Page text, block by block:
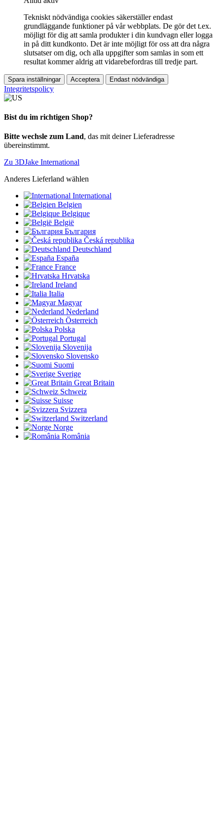
Tekniskt nödvändiga cookies säkerställer endast
grundläggande funktioner på vår webbplats. De gör det t.ex.
möjligt för dig att samla produkter i din kundvagn eller logga
in på ditt kundkonto. Det är inte möjligt för oss att dra några
slutsatser om dig, och alla uppgifter som samlas in som ett
resultat kommer aldrig att vidarebefordras till tredje part.
Spara inställningar Acceptera Endast nödvändiga
Integritetspolicy
Bist du im richtigen Shop?
Bitte wechsle zum Land, das mit deiner Lieferadresse
übereinstimmt.
Zu 3DJake International
Anderes Lieferland wählen
International
Belgien
Belgique
België
България
Česká republika
Deutschland
España
France
Hrvatska
Ireland
Italia
Magyar
Nederland
Österreich
Polska
Portugal
Slovenija
Slovensko
Suomi
Sverige
Great Britain
Schweiz
Suisse
Svizzera
Switzerland
Norge
România